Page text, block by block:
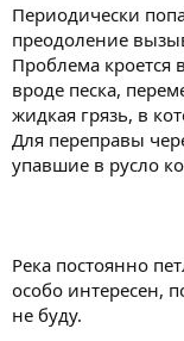
Периодически
преодоление
Проблема кроется
вроде песка,
жидкая грязь, в
Для переправы
упавшие в русло
Река постоянно
особо интересен,
не буду.